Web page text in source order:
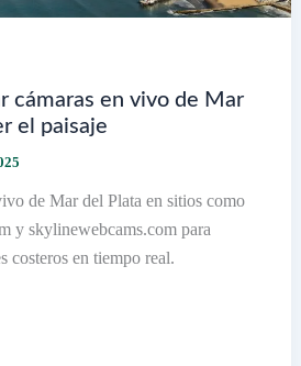
cámaras en vivo de Mar
el paisaje
de Mar del Plata en sitios como
y skylinewebcams.com para
costeros en tiempo real.